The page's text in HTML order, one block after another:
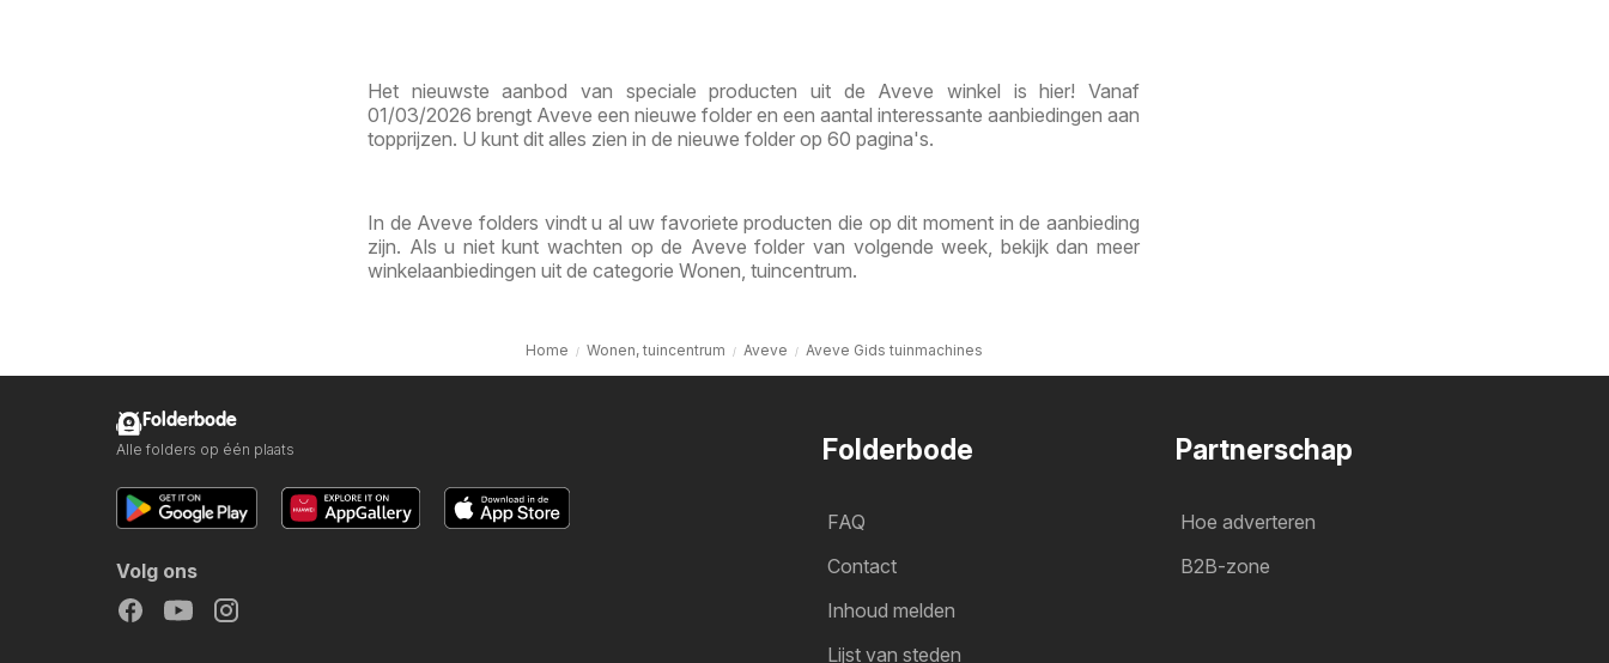
Het nieuwste aanbod van speciale producten uit de Aveve winkel is hier! Vanaf
01/03/2026 brengt Aveve een nieuwe folder en een aantal interessante aanbiedingen aan
topprijzen. U kunt dit alles zien in de nieuwe folder op 60 pagina's.
In de Aveve folders vindt u al uw favoriete producten die op dit moment in de aanbieding
zijn. Als u niet kunt wachten op de Aveve folder van volgende week, bekijk dan meer
winkelaanbiedingen uit de categorie Wonen, tuincentrum.
Home Wonen, tuincentrum Aveve Aveve Gids tuinmachines
Folderbode
FAQ
Contact
Inhoud melden
Lijst van steden
Partnerschap
Hoe adverteren
B2B-zone
Folderbode
Alle folders op één plaats
Volg ons